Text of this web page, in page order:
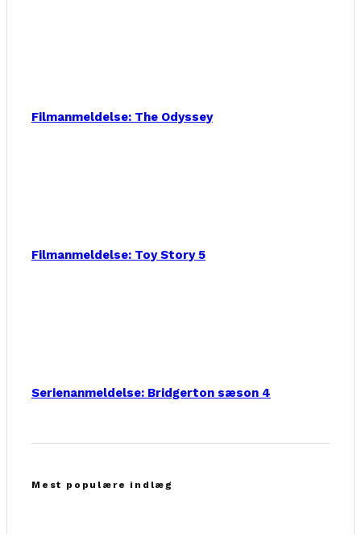
Filmanmeldelse: The Odyssey
Filmanmeldelse: Toy Story 5
Serienanmeldelse: Bridgerton sæson 4
Mest populære indlæg